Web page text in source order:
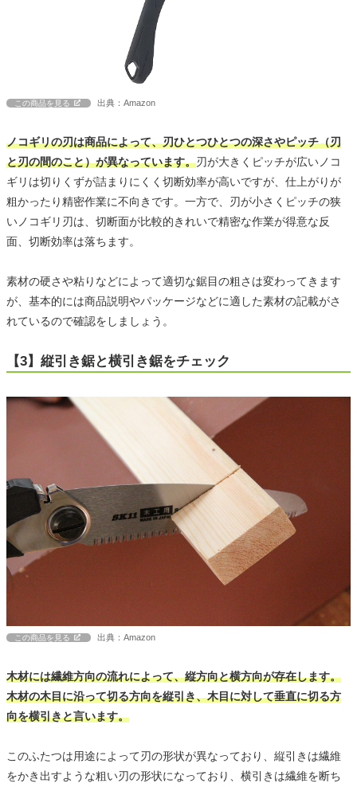
この商品を見る 出典：Amazon
ノコギリの刃は商品によって、刃ひとつひとつの深さやピッチ（刃
と刃の間のこと）が異なっています。刃が大きくピッチが広いノコ
ギリは切りくずが詰まりにくく切断効率が高いですが、仕上がりが
粗かったり精密作業に不向きです。一方で、刃が小さくピッチの狭
いノコギリ刃は、切断面が比較的きれいで精密な作業が得意な反
面、切断効率は落ちます。
素材の硬さや粘りなどによって適切な鋸目の粗さは変わってきます
が、基本的には商品説明やパッケージなどに適した素材の記載がさ
れているので確認をしましょう。
【3】縦引き鋸と横引き鋸をチェック
この商品を見る 出典：Amazon
木材には繊維方向の流れによって、縦方向と横方向が存在します。
木材の木目に沿って切る方向を縦引き、木目に対して垂直に切る方
向を横引きと言います。
このふたつは用途によって刃の形状が異なっており、縦引きは繊維
をかき出すような粗い刃の形状になっており、横引きは繊維を断ち